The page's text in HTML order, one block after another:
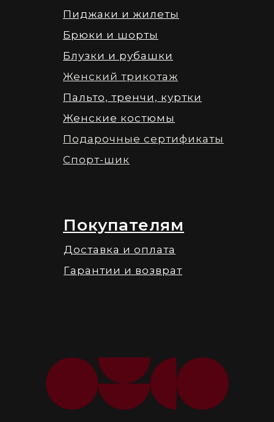
Доставка и оплата
Гарантии и возврат
Покупателям
Пиджаки и жилеты
Брюки и шорты
Блузки и рубашки
Женский трикотаж
Пальто, тренчи, куртки
Женские костюмы
Подарочные сертификаты
Спорт-шик